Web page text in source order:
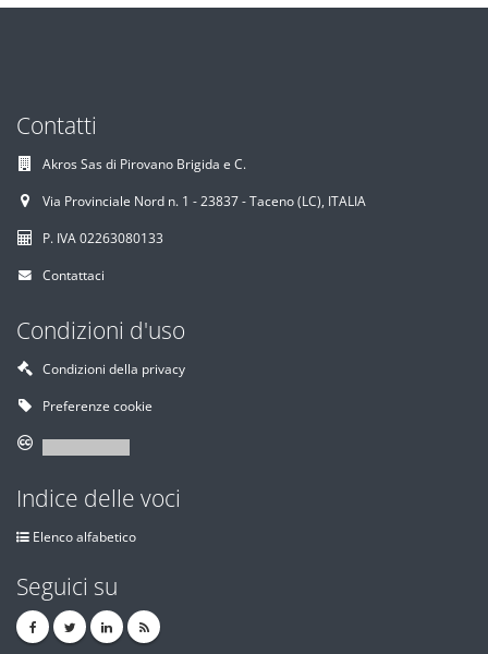
Contatti
Akros Sas di Pirovano Brigida e C.
Via Provinciale Nord n. 1 - 23837 - Taceno (LC), ITALIA
P. IVA 02263080133
Contattaci
Condizioni d'uso
Condizioni della privacy
Preferenze cookie
Indice delle voci
Elenco alfabetico
Seguici su